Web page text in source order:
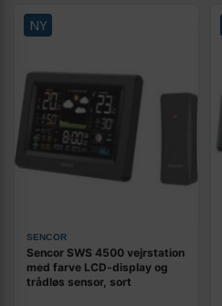
NY
SENCOR
Sencor SWS 4500 vejrstation
med farve LCD-display og
trådløs sensor, sort